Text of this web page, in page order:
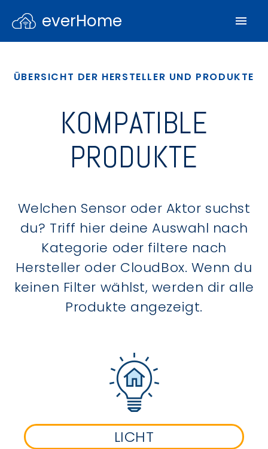
everHome
ÜBERSICHT DER HERSTELLER UND PRODUKTE
KOMPATIBLE
PRODUKTE
Welchen Sensor oder Aktor suchst
du? Triff hier deine Auswahl nach
Kategorie oder filtere nach
Hersteller oder CloudBox. Wenn du
keinen Filter wählst, werden dir alle
Produkte angezeigt.
LICHT